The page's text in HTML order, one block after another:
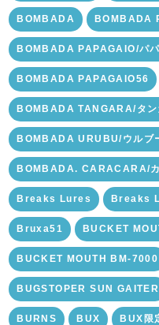
BOMBADA BOMBADA
BOMBADA PAPAGAIO/パ
BOMBADA PAPAGAIO56
BOMBADA TANGARA/タン
BOMBADA URUBU/ウルブ
BOMBADA. CARACARA/
Breaks Lures Breaks
Bruxa51 BUCKET
BUCKET MOUTH BM-7000
BUGSTOPER SUN GAITER
BURNS BUX BUX限